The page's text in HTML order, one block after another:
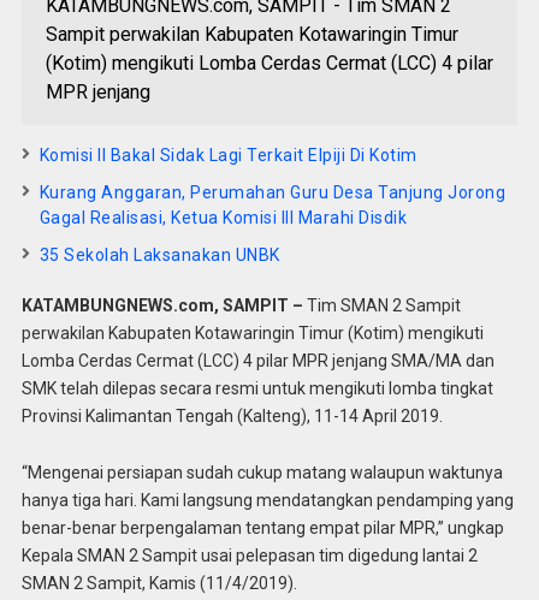
KATAMBUNGNEWS.com, SAMPIT - Tim SMAN 2
Sampit perwakilan Kabupaten Kotawaringin Timur
(Kotim) mengikuti Lomba Cerdas Cermat (LCC) 4 pilar
MPR jenjang
Komisi II Bakal Sidak Lagi Terkait Elpiji Di Kotim
Kurang Anggaran, Perumahan Guru Desa Tanjung Jorong
Gagal Realisasi, Ketua Komisi III Marahi Disdik
35 Sekolah Laksanakan UNBK
KATAMBUNGNEWS.com, SAMPIT – Tim SMAN 2 Sampit
perwakilan Kabupaten Kotawaringin Timur (Kotim) mengikuti
Lomba Cerdas Cermat (LCC) 4 pilar MPR jenjang SMA/MA dan
SMK telah dilepas secara resmi untuk mengikuti lomba tingkat
Provinsi Kalimantan Tengah (Kalteng), 11-14 April 2019.
“Mengenai persiapan sudah cukup matang walaupun waktunya
hanya tiga hari. Kami langsung mendatangkan pendamping yang
benar-benar berpengalaman tentang empat pilar MPR,” ungkap
Kepala SMAN 2 Sampit usai pelepasan tim digedung lantai 2
SMAN 2 Sampit, Kamis (11/4/2019).